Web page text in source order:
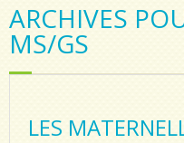
ARCHIVES
MS/GS
LES